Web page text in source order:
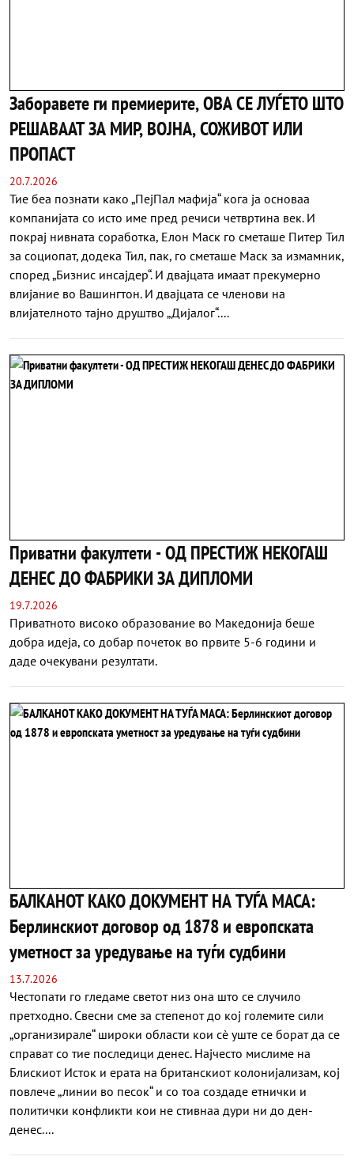
Заборавете ги премиерите, ОВА СЕ ЛУЃЕТО ШТО
РЕШАВААТ ЗА МИР, ВОЈНА, СОЖИВОТ ИЛИ
ПРОПАСТ
20.7.2026
Тие беа познати како „ПејПал мафија“ кога ја основаа
компанијата со исто име пред речиси четвртина век. И
покрај нивната соработка, Елон Маск го сметаше Питер Тил
за социопат, додека Тил, пак, го сметаше Маск за измамник,
според „Бизнис инсајдер“. И двајцата имаат прекумерно
влијание во Вашингтон. И двајцата се членови на
влијателното тајно друштво „Дијалог“....
Приватни факултети - ОД ПРЕСТИЖ НЕКОГАШ
ДЕНЕС ДО ФАБРИКИ ЗА ДИПЛОМИ
19.7.2026
Приватното високо образование во Македонија беше
добра идеја, со добар почеток во првите 5-6 години и
даде очекувани резултати.
БАЛКАНОТ КАКО ДОКУМЕНТ НА ТУЃА МАСА:
Берлинскиот договор од 1878 и европската
уметност за уредување на туѓи судбини
13.7.2026
Честопати го гледаме светот низ она што се случило
претходно. Свесни сме за степенот до кој големите сили
„организирале“ широки области кои сè уште се борат да се
справат со тие последици денес. Најчесто мислиме на
Блискиот Исток и ерата на британскиот колонијализам, кој
повлече „линии во песок“ и со тоа создаде етнички и
политички конфликти кои не стивнаа дури ни до ден-
денес....